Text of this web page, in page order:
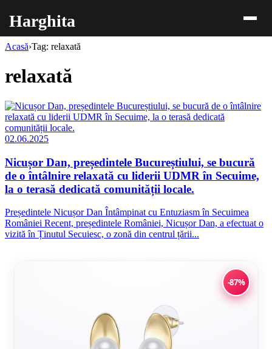
Harghita
Acasă›Tag: relaxată
relaxată
02.06.2025
Nicușor Dan, președintele Bucureștiului, se bucură
de o întâlnire relaxată cu liderii UDMR în Secuime,
la o terasă dedicată comunității locale.
Președintele Nicușor Dan Întâmpinat cu Entuziasm în Secuimea
României Recent, președintele României, Nicușor Dan, a efectuat o
vizită în Ținutul Secuiesc, o zonă din centrul țării...
-87%